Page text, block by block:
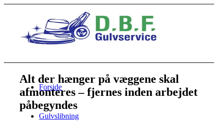
Forside
Gulvslibning
Alt der hænger på væggene skal
afmonteres – fjernes inden arbejdet
påbegyndes